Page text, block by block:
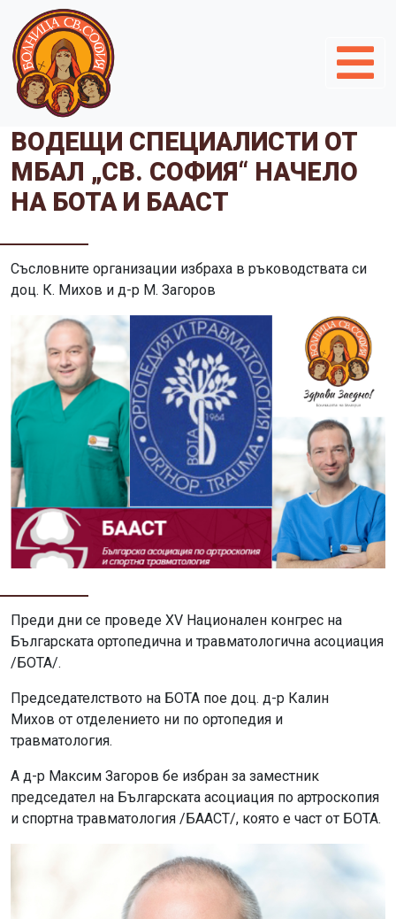
ВОДЕЩИ СПЕЦИАЛИСТИ ОТ
МБАЛ „СВ. СОФИЯ“ НАЧЕЛО
НА БОТА И БААСТ
Съсловните организации избраха в ръководствата си
доц. К. Михов и д-р М. Загоров
Преди дни се проведе XV Национален конгрес на
Българската ортопедична и травматологична асоциация
/БОТА/.
Председателството на БОТА пое доц. д-р Калин
Михов от отделението ни по ортопедия и
травматология.
А д-р Максим Загоров бе избран за заместник
председател на Българската асоциация по артроскопия
и спортна травматология /БААСТ/, която е част от БОТА.